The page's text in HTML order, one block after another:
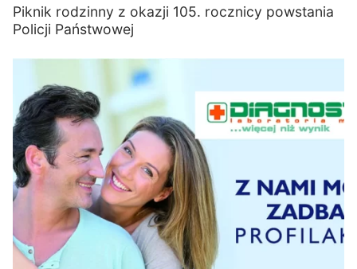
Piknik rodzinny z okazji 105. rocznicy powstania
Policji Państwowej